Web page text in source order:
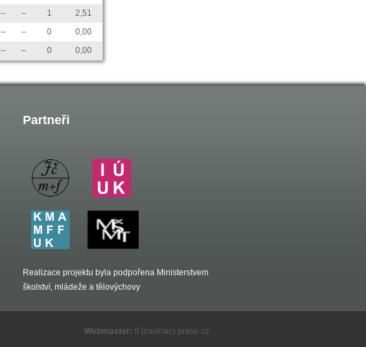
– – 1
2,51
– – 0
0,00
– – 0 0,00
Partneři
Realizace projektu byla podpořena Ministerstvem
školství, mládeže a tělovýchovy
Webmaster: it (zavinac) prase.cz